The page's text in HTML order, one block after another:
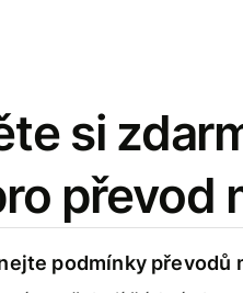
si
převod
podmínky převodů